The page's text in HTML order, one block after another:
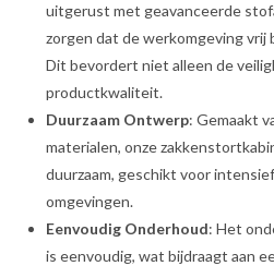
uitgerust met geavanceerde
zorgen dat de werkomgeving
Dit bevordert niet alleen de
productkwaliteit.
Duurzaam Ontwerp: Gemaakt
materialen, onze
duurzaam, geschikt voor
omgevingen.
Eenvoudig Onderhoud: Het
is eenvoudig, wat bijdraagt aan